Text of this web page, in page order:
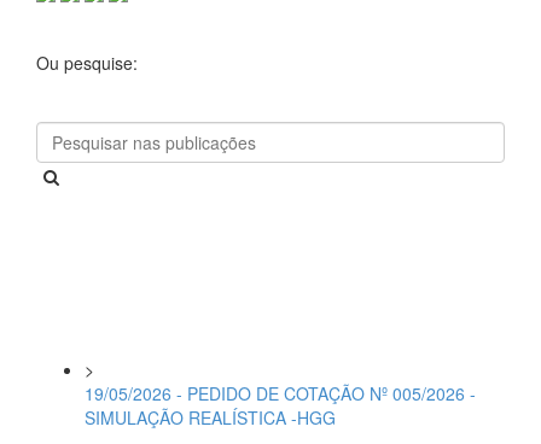
Ou pesquise:
>
19/05/2026 - PEDIDO DE COTAÇÃO Nº 005/2026 -
SIMULAÇÃO REALÍSTICA -HGG